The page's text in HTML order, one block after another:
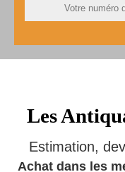
Les
Estimation,
Achat dans les